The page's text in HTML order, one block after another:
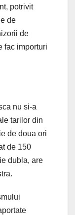
potrivit
de
de
fac importuri
nu si-a
tarilor din
de doua ori
de 150
dubla, are